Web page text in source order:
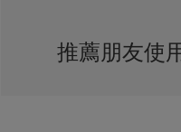
推薦朋友使